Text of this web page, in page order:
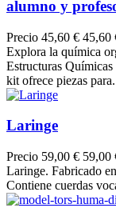
alumno y
Precio 45,60 € 45,60
Explora la química
Estructuras Químicas
kit ofrece piezas
Laringe
Precio 59,00 € 59,00
Laringe. Fabricado
Contiene cuerdas